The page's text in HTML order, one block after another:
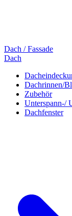
Dach / Fassade
Dach
Dachrinnen/
Zubehör
Unterspann-/
Dachfenster